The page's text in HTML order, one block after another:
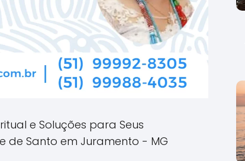
e Soluções para Seus
de Santo em Juramento - MG